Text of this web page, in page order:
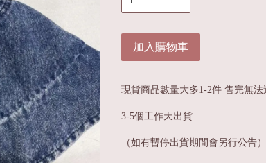
加入購物車
現貨商品數量大多1-2件 售完無法
3-5個工作天出貨
（如有暫停出貨期間會另行公告）